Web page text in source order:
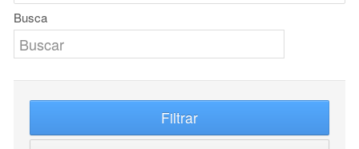
Busca
Filtrar